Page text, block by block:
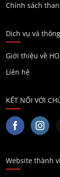
Chính sách
Dịch vụ và
Giới thiệu về
Liên hệ
KẾT NỐI VỚI
Website thành